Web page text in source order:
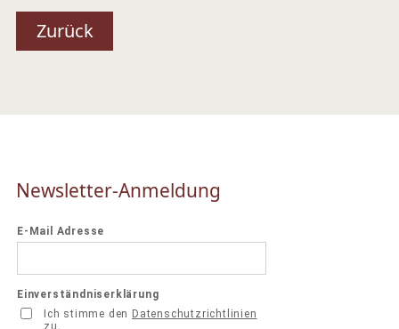
Zurück
Newsletter-Anmeldung